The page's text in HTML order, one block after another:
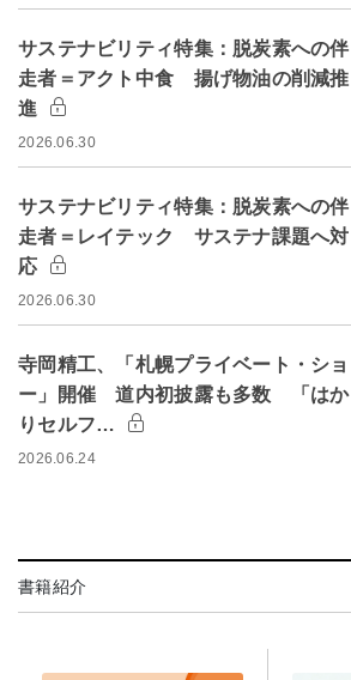
サステナビリティ特集：脱炭素への伴
走者＝アクト中食 揚げ物油の削減推
進
2026.06.30
サステナビリティ特集：脱炭素への伴
走者＝レイテック サステナ課題へ対
応
2026.06.30
寺岡精工、「札幌プライベート・ショ
ー」開催 道内初披露も多数 「はか
りセルフ…
2026.06.24
書籍紹介